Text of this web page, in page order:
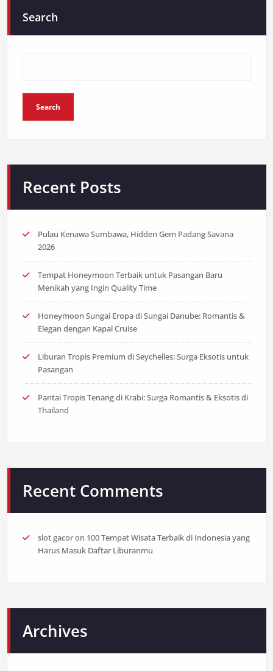
Search
Search
Recent Posts
Pulau Kenawa Sumbawa, Hidden Gem Padang Savana
2026
Tempat Honeymoon Terbaik untuk Pasangan Baru
Menikah yang Ingin Quality Time
Honeymoon Sungai Eropa di Sungai Danube: Romantis &
Elegan dengan Kapal Cruise
Liburan Tropis Premium di Seychelles: Surga Eksotis untuk
Pasangan
Pantai Tropis Tenang di Krabi: Surga Romantis & Eksotis di
Thailand
Recent Comments
slot gacoron 100 Tempat Wisata Terbaik di Indonesia yang
Harus Masuk Daftar Liburanmu
Archives